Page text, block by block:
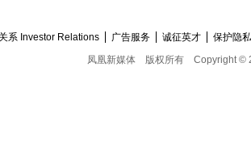
系 Investor Relations 广告服务 诚征英才
保护隐
凤凰新媒体
版权所有 Copyright ©